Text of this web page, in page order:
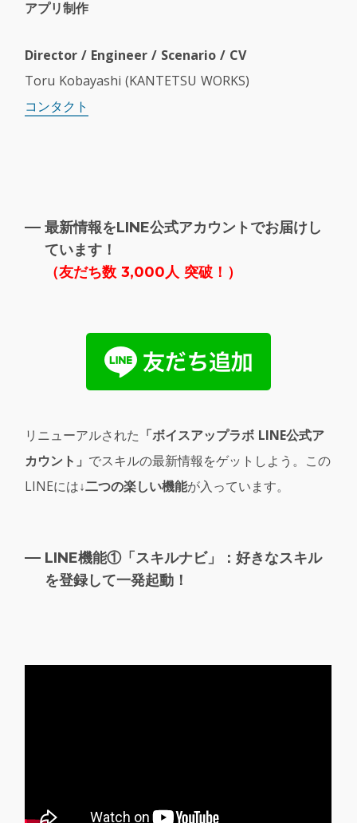
アプリ制作
Director / Engineer / Scenario / CV
Toru Kobayashi (KANTETSU WORKS)
コンタクト
最新情報をLINE公式アカウントでお届けし
ています！
（友だち数 3,000人 突破！）
リニューアルされた 「ボイスアップラボ LINE公式ア
カウント」 でスキルの最新情報をゲットしよう。この
LINEには↓二つの楽しい機能が入っています。
LINE機能①「スキルナビ」：好きなスキル
を登録して一発起動！